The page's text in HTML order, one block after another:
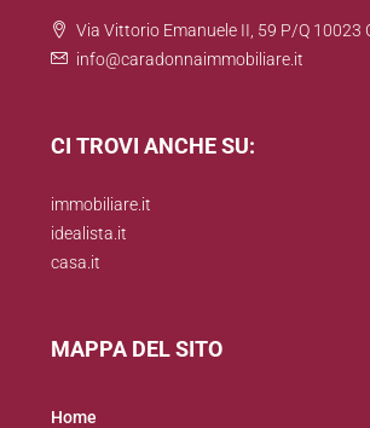
Via Vittorio Emanuele II, 59 P/Q 10023
info@caradonnaimmobiliare.it
CI TROVI ANCHE SU:
immobiliare.it
idealista.it
casa.it
MAPPA DEL SITO
Home